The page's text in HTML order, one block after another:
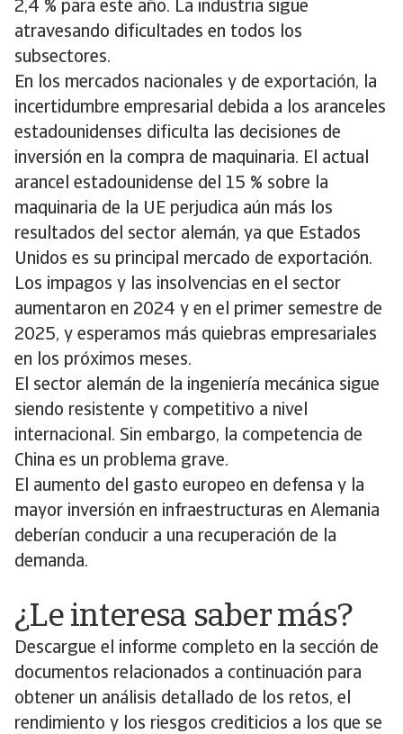
2,4 % para este año. La industria sigue
atravesando dificultades en todos los
subsectores.
En los mercados nacionales y de exportación, la
incertidumbre empresarial debida a los aranceles
estadounidenses dificulta las decisiones de
inversión en la compra de maquinaria. El actual
arancel estadounidense del 15 % sobre la
maquinaria de la UE perjudica aún más los
resultados del sector alemán, ya que Estados
Unidos es su principal mercado de exportación.
Los impagos y las insolvencias en el sector
aumentaron en 2024 y en el primer semestre de
2025, y esperamos más quiebras empresariales
en los próximos meses.
El sector alemán de la ingeniería mecánica sigue
siendo resistente y competitivo a nivel
internacional. Sin embargo, la competencia de
China es un problema grave.
El aumento del gasto europeo en defensa y la
mayor inversión en infraestructuras en Alemania
deberían conducir a una recuperación de la
demanda.
¿Le interesa saber más?
Descargue el informe completo en la sección de
documentos relacionados a continuación para
obtener un análisis detallado de los retos, el
rendimiento y los riesgos crediticios a los que se